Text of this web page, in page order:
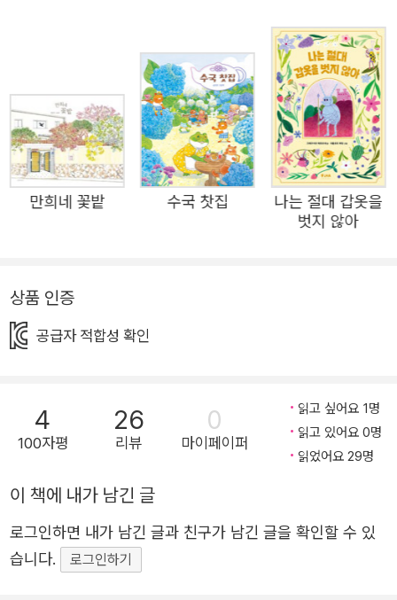
서로의 처지를 이해하는 둘은 이야기를 나누게 되고 닫혀 있
었던 마음이 열립니다. 아직 이름이 없던 풀에게 그 어여쁨
에 꼭 맞는 이름을 지어 주기로 약속하며 고치와 풀은 점점
특별한 존재가 되어 갑니다. 그러던 중, 이런 둘을 시기하던
누군가의 이간질에 고치는 풀에 대한 자신의 마음을 의심하
고 둘은 크게 다툽니다. 하지만 이 모든 과정을 통해 고치는
결국 자신의 마음을 깨닫고 그 마음에 ‘사랑’이라는 이름을
붙이게 되지요. 이렇듯 《오직 하나뿐인》은 가시 속에 숨어
다. 이전 작품들에서 태어남에서 죽음까지 철학적인 질문을
던져 온 나현정 작가는 이번에 고치와 풀의 이야기로 ‘사랑
이란 무엇일까?’에 대한 질문을 던집니다. 서로 같으면서도
상대에게 의지하고, 상대의 특별함을 느끼게 되는 순간을,
나현정 작가 특유의 진솔한 글과 봄처럼 화사한 그림으로 담
아냈습니다. 읽고 나면 다정한 내 사람이 떠오르는 그림책,
기 8. 마음을 짐작해요 국어 3학년 1학기 10. 문학의 향기
국어 3학년 2학기 9. 작품 속 인물이 되어 국어 4학년 1학기
10. 인물의 마음을 알아봐요 국어 6학년 2학기 8. 작품으로
만희네 꽃밭 수국 찻집
나는 절대 갑옷을
벗지 않아
상품 인증
공급자 적합성 확인
4
100자평
26
리뷰
0
마이페이퍼
읽고 싶어요 1명
읽고 있어요 0명
읽었어요 29명
이 책에 내가 남긴 글
로그인하면 내가 남긴 글과 친구가 남긴 글을 확인할 수 있
습니다.
로그인하기